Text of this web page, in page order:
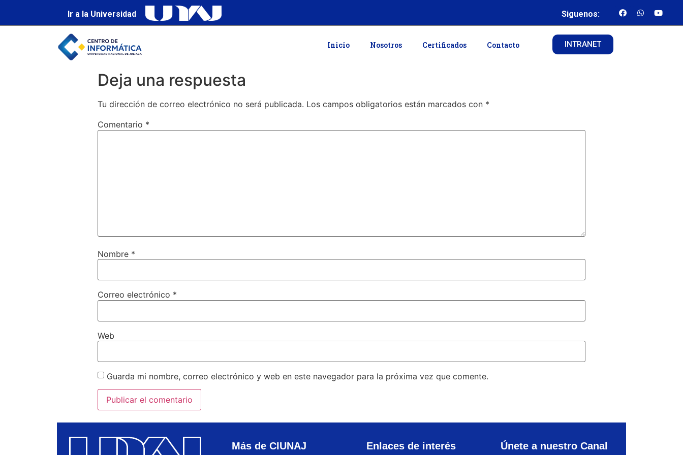
Ir a la Universidad Siguenos:
Inicio Nosotros Certificados Contacto INTRANET
Deja una respuesta
Tu dirección de correo electrónico no será publicada. Los campos obligatorios están marcados con *
Comentario *
Nombre *
Correo electrónico *
Web
Guarda mi nombre, correo electrónico y web en este navegador para la próxima vez que comente.
Más de CIUNAJ Enlaces de interés Únete a nuestro Canal